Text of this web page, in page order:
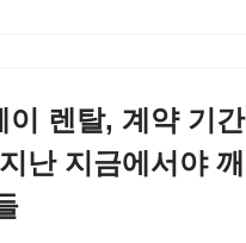
이 렌탈, 계약 기간
난 지금에서야 깨